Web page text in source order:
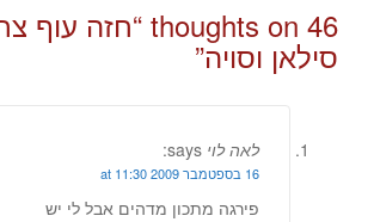
46 thoughts on “ חזה עוף
סילאן וסויה”
לאה לוי says:
16 בספטמבר 2009 at 11:30
פירגה מתכון מדהים אבל לי יש